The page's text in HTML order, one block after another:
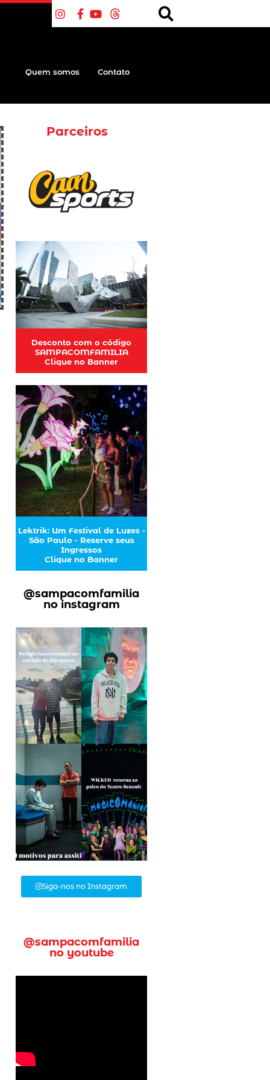
Quem somos Contato
Parceiros
Desconto com o código
SAMPACOMFAMILIA
Clique no Banner
Lektrik: Um Festival de Luzes -
São Paulo - Reserve seus
Ingressos
Clique no Banner
@sampacomfamilia
no instagram
Siga-nos no Instagram
@sampacomfamilia
no youtube